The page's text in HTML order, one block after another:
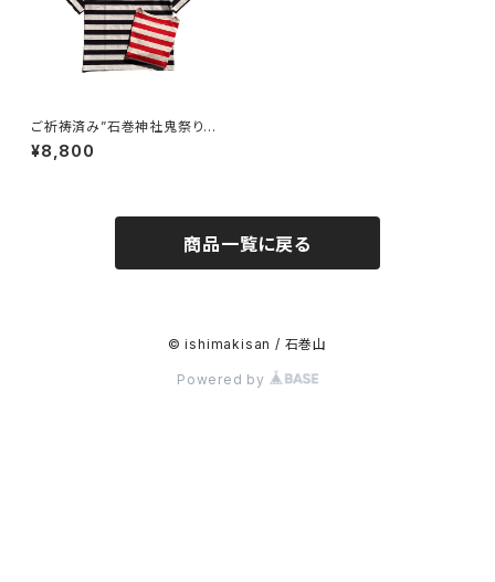
ご祈祷済み”石巻神社鬼祭りボ
ーダーカットソー” - ISHIMAKI
DEMON BORDER TEE -
¥8,800
商品一覧に戻る
© ishimakisan / 石巻山
Powered by